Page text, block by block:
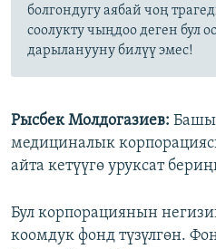
болгондугу аябай чоң
соолукту чыңдоо деген бул
дарыланууну билүү эмес!
Рысбек Молдогазиев:
медициналык
айта кетүүгө уруксат
Бул корпорациянын
коомдук фонд түзүлгөн.